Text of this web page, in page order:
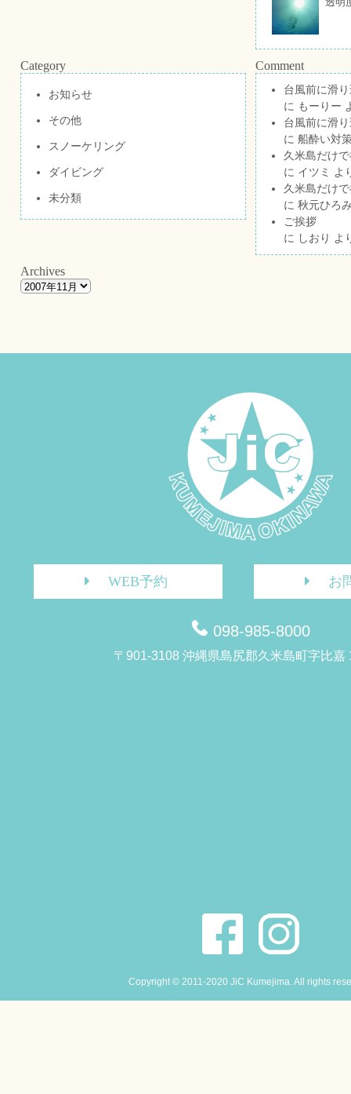
Category
お知らせ
その他
スノーケリング
ダイビング
未分類
Comment
台風前に滑
に もーりー
台風前に滑
に 船酔い対
久米島だけ
に イツミ
よ
久米島だけ
に 秋元ひろ
ご挨拶
に しおり よ
Archives
WEB予約 お
098-985-8000
〒901-3108 沖縄県島尻郡久米島町字比嘉
Copyright © 2011-2020 JiC Kumejima. All rights